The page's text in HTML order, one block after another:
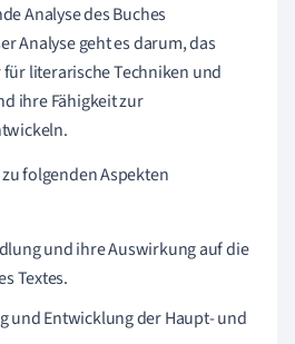
Analyse des Buches
Analyse geht es darum, das
literarische Techniken und
ihre Fähigkeit zur
folgenden Aspekten
und ihre Auswirkung auf die
Textes.
und Entwicklung der Haupt- und